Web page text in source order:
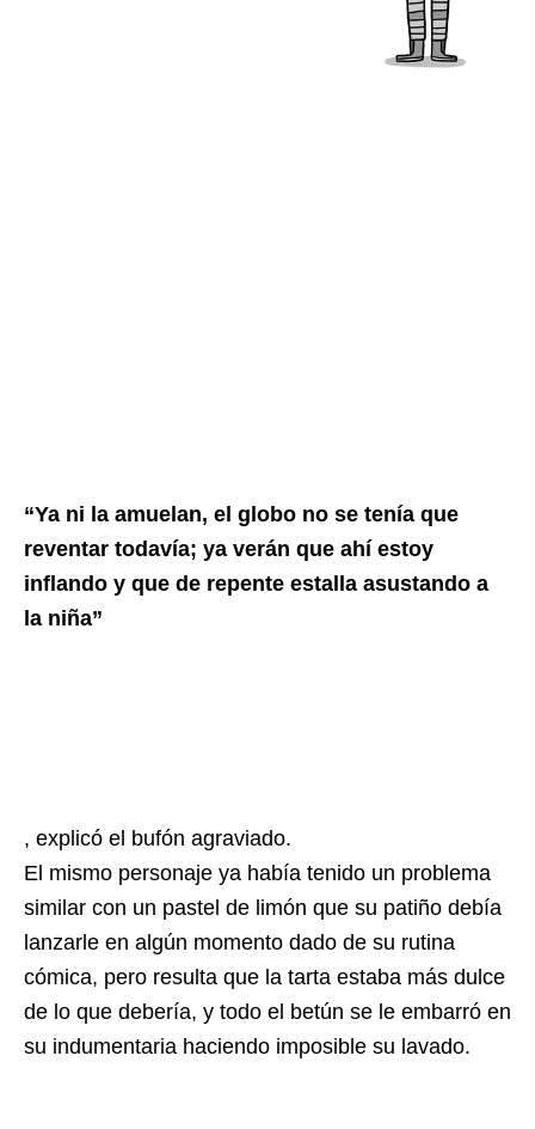
“Ya ni la amuelan, el globo no se tenía que
reventar todavía; ya verán que ahí estoy
inflando y que de repente estalla asustando a
la niña”
, explicó el bufón agraviado.
El mismo personaje ya había tenido un problema
similar con un pastel de limón que su patiño debía
lanzarle en algún momento dado de su rutina
cómica, pero resulta que la tarta estaba más dulce
de lo que debería, y todo el betún se le embarró en
su indumentaria haciendo imposible su lavado.